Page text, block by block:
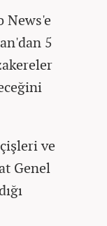
News'e
5
ve
Genel